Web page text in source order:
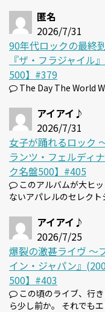
匿名
2026/7/31
90年代ロックの最終
『ザ・フラジャイル
500】#379
The Day The World
アイアイ♪
2026/7/31
女子が踊れるロック
ランツ・フェルディ
ク名盤500】#405
このアルバムが大ヒ
ないアパレルのセレク
アイアイ♪
2026/7/25
爆裂の激甚ライヴ 〜
イン・ジャパン』
500】#403
この頃のライブ、行
ら少し前か。 それでも